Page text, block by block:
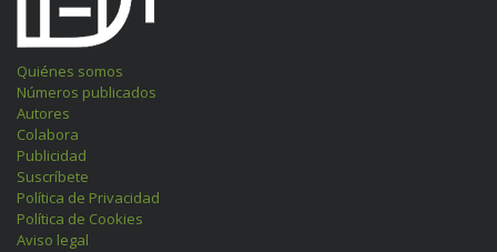
Quiénes somos
Números publicados
Autores
Colabora
Publicidad
Suscríbete
Política de Privacidad
Política de Cookies
Aviso legal